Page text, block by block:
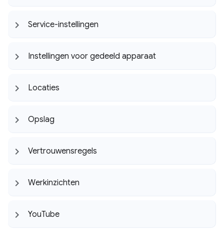
Service-instellingen
Instellingen voor gedeeld apparaat
Locaties
Opslag
Vertrouwensregels
Werkinzichten
YouTube